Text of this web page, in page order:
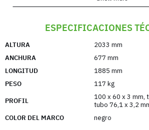
La estación Dip/Step con
entrenar todos los grupos
niveles.
No incluye balones medicinales ni
NOTA: En los casos en que la UF-
como máquina independiente y
ESPECIFICACIONES
ALTURA
2033 mm
ANCHURA
677 mm
LONGITUD
1885 mm
PESO
117 kg
PROFIL
100 x 60 x 3 mm,
tubo 76,1 x 3,2
COLOR DEL MARCO
negro